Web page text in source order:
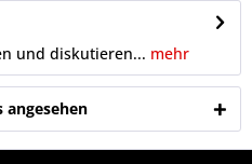
und diskutieren... mehr
angesehen